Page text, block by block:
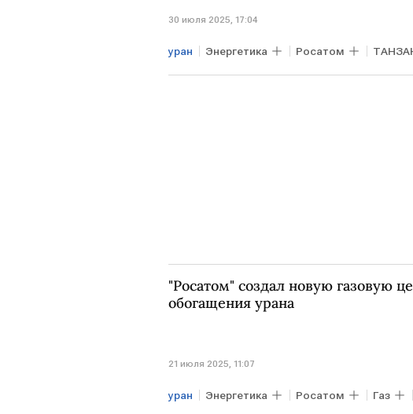
30 июля 2025, 17:04
уран Энергетика Росатом
"Росатом" создал новую газовую
обогащения урана
21 июля 2025, 11:07
уран Энергетика Росатом Газ